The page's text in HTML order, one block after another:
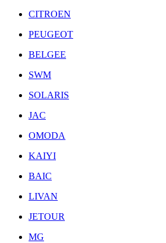
CITROEN
PEUGEOT
BELGEE
SWM
SOLARIS
JAC
OMODA
KAIYI
BAIC
LIVAN
JETOUR
MG